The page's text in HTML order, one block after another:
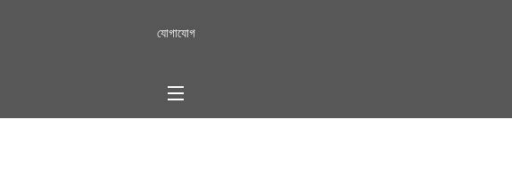
যোগাযোগ